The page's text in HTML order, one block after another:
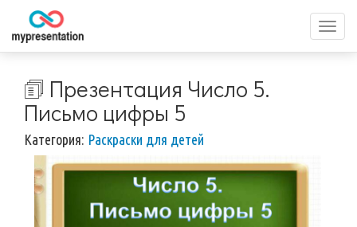
меню
🗊 Презентация Число 5.
Письмо цифры 5
Категория: Раскраски для детей